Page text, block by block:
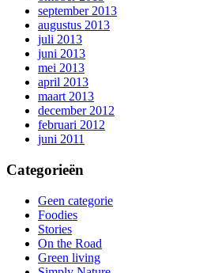
september 2013
augustus 2013
juli 2013
juni 2013
mei 2013
april 2013
maart 2013
december 2012
februari 2012
juni 2011
Categorieën
Geen categorie
Foodies
Stories
On the Road
Green living